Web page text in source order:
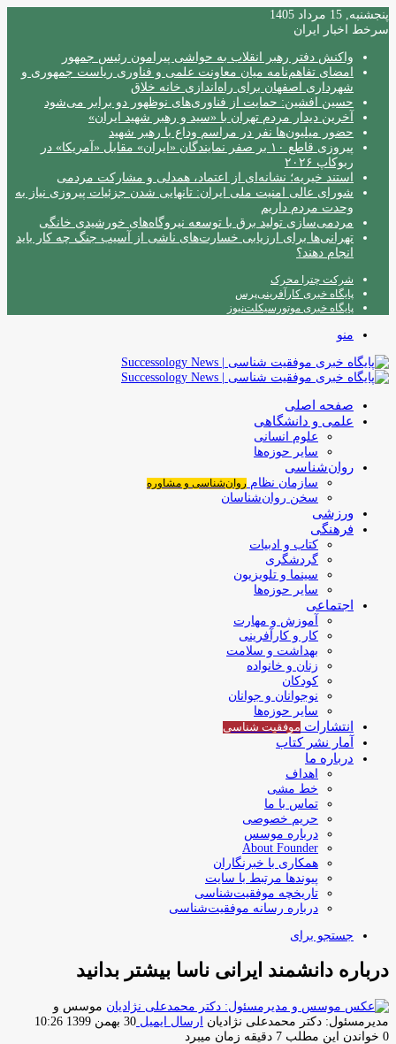
پنجشنبه, 15 مرداد 1405
سرخط اخبار ایران
واکنش دفتر رهبر انقلاب به حواشی پیرامون رئیس جمهور
امضای تفاهم‌نامه میان معاونت علمی و فناوری ریاست جمهوری و
شهرداری اصفهان برای راه‌اندازی خانه خلاق
حسین افشین: حمایت از فناوری‌های نوظهور دو برابر می‌شود
آخرین دیدار مردم تهران با «سید و رهبر شهید ایران»
حضور میلیون‌ها نفر در مراسم وداع با رهبر شهید
پیروزی قاطع ۱۰ بر صفر نمایندگان «ایران» مقابل «آمریکا» در
ربوکاپ ۲۰۲۶
استند خیریه؛ نشانه‌ای از اعتماد، همدلی و مشارکت مردمی
شورای عالی امنیت ملی ایران: تانهایی شدن جزئیات پیروزی نیاز به
وحدت مردم داریم
مردمی‌سازی تولید برق با توسعه نیروگاه‌های خورشیدی خانگی
تهرانی‌ها برای ارزیابی خسارت‌های ناشی از آسیب جنگ چه کار باید
انجام دهند؟
شرکت چترا محرک
پایگاه خبری کارآفرینی‌پرس
پایگاه خبری موتورسیکلت‌نیوز
منو
صفحه اصلی
علمی و دانشگاهی
علوم انسانی
سایر حوزه‌ها
روان‌شناسی
سازمان نظام روان‌شناسی و مشاوره
سخن روان‌شناسان
ورزشی
فرهنگی
کتاب و ادبیات
گردشگری
سینما و تلویزیون
سایر حوزه‌ها
اجتماعی
آموزش و مهارت
کار و کارآفرینی
بهداشت و سلامت
زنان و خانواده
کودکان
نوجوانان و جوانان
سایر حوزه‌ها
انتشارات موفقیت‌ شناسی
آمار نشر کتاب
درباره ما
اهداف
خط مشی
تماس با ما
حریم خصوصی
درباره موسس
About Founder
همکاری با خبرنگاران
پیوندها مرتبط با سایت
تاریخچه موفقیت‌شناسی
درباره رسانه موفقیت‌شناسی
جستجو برای
درباره دانشمند ایرانی ناسا بیشتر بدانید
موسس و
مدیرمسئول: دکتر محمدعلی نژادیان ارسال ایمیل 30 بهمن 1399 10:26
0 خواندن این مطلب 7 دقیقه زمان میبرد